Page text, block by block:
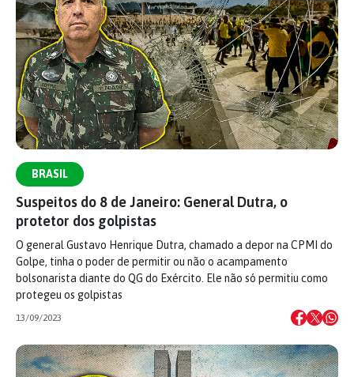
BRASIL
Suspeitos do 8 de Janeiro: General Dutra, o
protetor dos golpistas
O general Gustavo Henrique Dutra, chamado a depor na CPMI do
Golpe, tinha o poder de permitir ou não o acampamento
bolsonarista diante do QG do Exército. Ele não só permitiu como
protegeu os golpistas
13/09/2023